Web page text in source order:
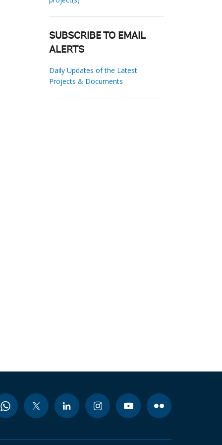
SUBSCRIBE TO EMAIL
ALERTS
Daily Updates of the Latest
Projects & Documents